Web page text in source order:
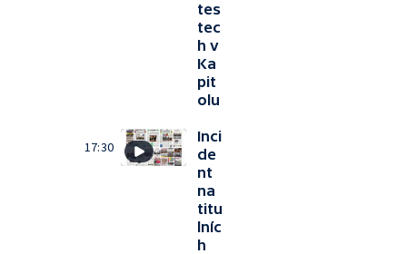
tes
tec
h v
Ka
pit
olu
17:30
Inci
de
nt
na
titu
lníc
h